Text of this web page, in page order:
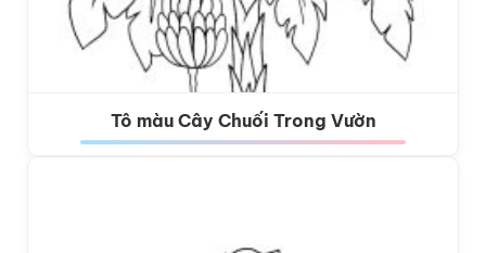
Tô màu Cây Chuối Trong Vườn